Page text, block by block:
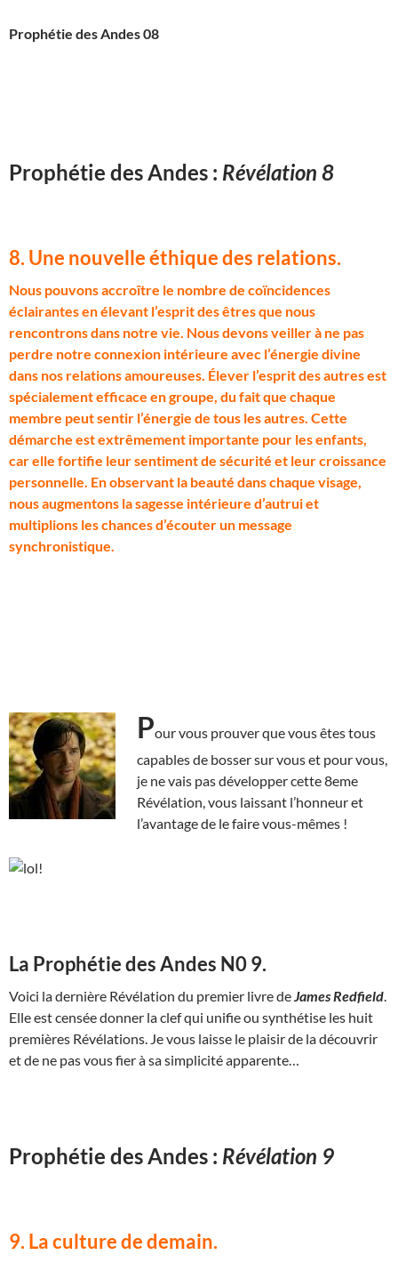
Prophétie des Andes 08
Prophétie des Andes : Révélation 8
8. Une nouvelle éthique des relations.
Nous pouvons accroître le nombre de coïncidences
éclairantes en élevant l’esprit des êtres que nous
rencontrons dans notre vie. Nous devons veiller à ne pas
perdre notre connexion intérieure avec l’énergie divine
dans nos relations amoureuses. Élever l’esprit des autres est
spécialement efficace en groupe, du fait que chaque
membre peut sentir l’énergie de tous les autres. Cette
démarche est extrêmement importante pour les enfants,
car elle fortifie leur sentiment de sécurité et leur croissance
personnelle. En observant la beauté dans chaque visage,
nous augmentons la sagesse intérieure d’autrui et
multiplions les chances d’écouter un message
synchronistique.
Pour vous prouver que vous êtes tous
capables de bosser sur vous et pour vous,
je ne vais pas développer cette 8eme
Révélation, vous laissant l’honneur et
l’avantage de le faire vous-mêmes !
La Prophétie des Andes N0 9.
Voici la dernière Révélation du premier livre de James Redfield
Elle est censée donner la clef qui unifie ou synthétise les huit
premières Révélations. Je vous laisse le plaisir de la découvrir
et de ne pas vous fier à sa simplicité apparente…
Prophétie des Andes : Révélation 9
9. La culture de demain.